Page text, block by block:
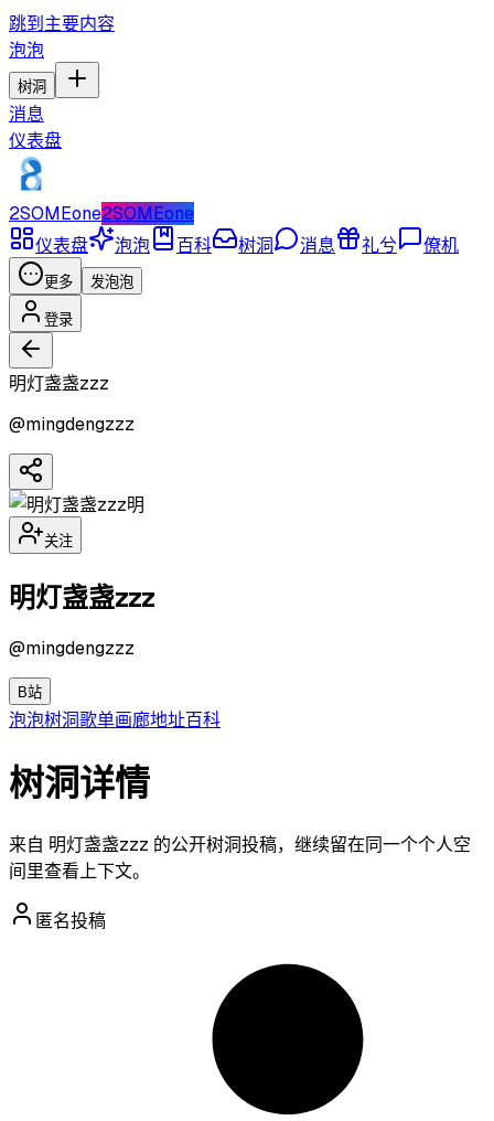
跳到主要内容
泡泡
树洞
消息
仪表盘
2SOMEone2SOMEone
仪表盘
泡泡 百科 树洞 消息 礼兮 僚机
更多 发泡泡
登录
明灯盏盏zzz
@mingdengzzz
明
关注
明灯盏盏zzz
@mingdengzzz
B站
泡泡树洞歌单画廊地址百科
树洞详情
来自 明灯盏盏zzz 的公开树洞投稿，继续留在同一个个人空
间里查看上下文。
匿名投稿